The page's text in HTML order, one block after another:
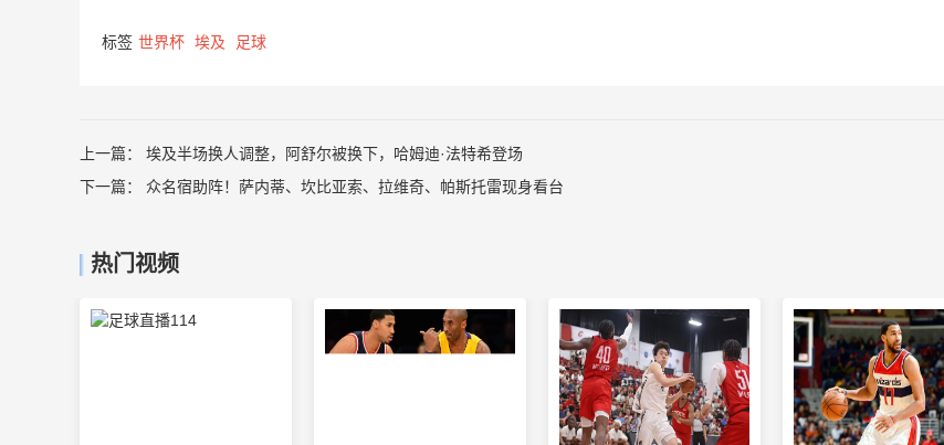
标签 世界杯 埃及 足球
上一篇： 埃及半场换人调整，阿舒尔被换下，哈姆迪·法特希登场
下一篇： 众名宿助阵！萨内蒂、坎比亚索、拉维奇、帕斯托雷现身看台
热门视频